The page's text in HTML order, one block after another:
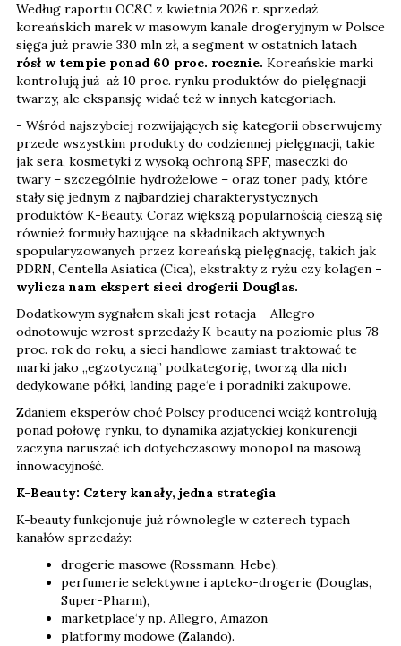
Według raportu OC&C z kwietnia 2026 r. sprzedaż
koreańskich marek w masowym kanale drogeryjnym w Polsce
sięga już prawie 330 mln zł, a segment w ostatnich latach
rósł w tempie ponad 60 proc. rocznie. Koreańskie marki
kontrolują już aż 10 proc. rynku produktów do pielęgnacji
twarzy, ale ekspansję widać też w innych kategoriach.
- Wśród najszybciej rozwijających się kategorii obserwujemy
przede wszystkim produkty do codziennej pielęgnacji, takie
jak sera, kosmetyki z wysoką ochroną SPF, maseczki do
twary – szczególnie hydrożelowe – oraz toner pady, które
stały się jednym z najbardziej charakterystycznych
produktów K-Beauty. Coraz większą popularnością cieszą się
również formuły bazujące na składnikach aktywnych
spopularyzowanych przez koreańską pielęgnację, takich jak
PDRN, Centella Asiatica (Cica), ekstrakty z ryżu czy kolagen –
wylicza nam ekspert sieci drogerii Douglas.
Dodatkowym sygnałem skali jest rotacja – Allegro
odnotowuje wzrost sprzedaży K-beauty na poziomie plus 78
proc. rok do roku, a sieci handlowe zamiast traktować te
marki jako „egzotyczną” podkategorię, tworzą dla nich
dedykowane półki, landing page‘e i poradniki zakupowe.
Zdaniem eksperów choć Polscy producenci wciąż kontrolują
ponad połowę rynku, to dynamika azjatyckiej konkurencji
zaczyna naruszać ich dotychczasowy monopol na masową
innowacyjność.
K-Beauty: Cztery kanały, jedna strategia
K-beauty funkcjonuje już równolegle w czterech typach
kanałów sprzedaży:
drogerie masowe (Rossmann, Hebe),
perfumerie selektywne i apteko-drogerie (Douglas,
Super-Pharm),
marketplace‘y np. Allegro, Amazon
platformy modowe (Zalando).